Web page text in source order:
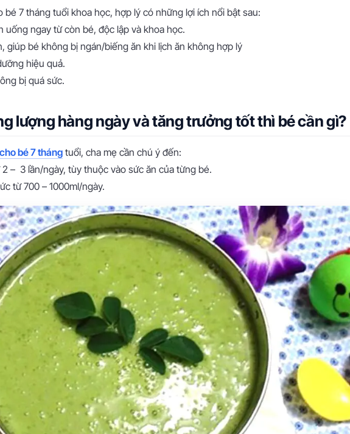
bé 7 tháng tuổi khoa học, hợp lý có những lợi ích nổi bật sau:
uống ngay từ còn bé, độc lập và khoa học.
giúp bé không bị ngán/biếng ăn khi lịch ăn không hợp lý
hiệu quả.
bị quá sức.
lượng hàng ngày và tăng trưởng tốt thì bé cần gì?
bé 7 thángtuổi, cha mẹ cần chú ý đến:
– 3 lần/ngày, tùy thuộc vào sức ăn của từng bé.
từ 700 – 1000ml/ngày.